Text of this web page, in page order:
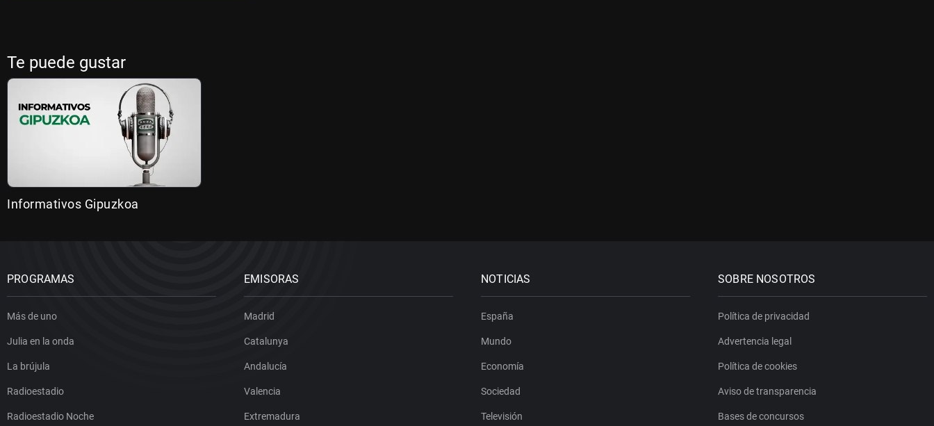
Te puede gustar
Informativos Gipuzkoa
PROGRAMAS
Más de uno
Julia en la onda
La brújula
Radioestadio
Radioestadio Noche
EMISORAS
Madrid
Catalunya
Andalucía
Valencia
Extremadura
NOTICIAS
España
Mundo
Economía
Sociedad
Televisión
SOBRE NOSOTROS
Política de privacidad
Advertencia legal
Política de cookies
Aviso de transparencia
Bases de concursos